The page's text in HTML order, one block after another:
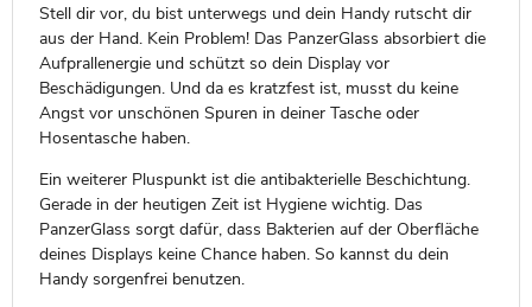
Stell dir vor, du bist unterwegs und dein Handy rutscht dir
aus der Hand. Kein Problem! Das PanzerGlass absorbiert die
Aufprallenergie und schützt so dein Display vor
Beschädigungen. Und da es kratzfest ist, musst du keine
Angst vor unschönen Spuren in deiner Tasche oder
Hosentasche haben.
Ein weiterer Pluspunkt ist die antibakterielle Beschichtung.
Gerade in der heutigen Zeit ist Hygiene wichtig. Das
PanzerGlass sorgt dafür, dass Bakterien auf der Oberfläche
deines Displays keine Chance haben. So kannst du dein
Handy sorgenfrei benutzen.